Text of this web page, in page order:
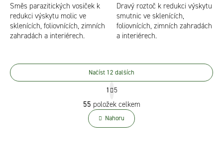
Směs parazitických vosiček k
redukci výskytu molic ve
sklenících, foliovnících, zimních
zahradách a interiérech.
Dravý roztoč k redukci výskytu
smutnic ve sklenících,
foliovnících, zimních zahradách
a interiérech.
O
v
l
Načíst 12 dalších
S
r
á
n
1 5
55 položek celkem
Nahoru